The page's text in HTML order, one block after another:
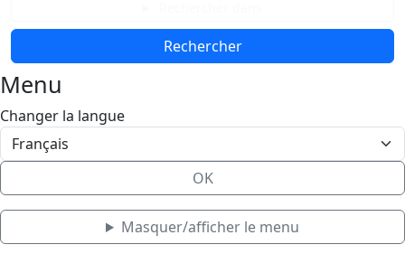
Menu
Changer la langue
OK
Masquer/afficher le menu